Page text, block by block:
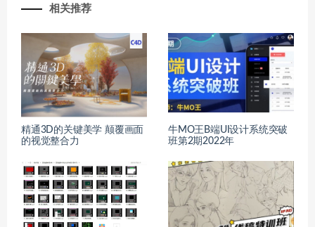
相关推荐
精通3D的关键美学 颠覆画面
的视觉整合力
牛MO王B端UI设计系统突破
班第2期2022年